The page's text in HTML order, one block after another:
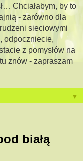
Chciałabym, by to
- zarówno dla
sieciowymi
odpoczniecie,
z pomysłów na
znów - zapraszam
▼
białą